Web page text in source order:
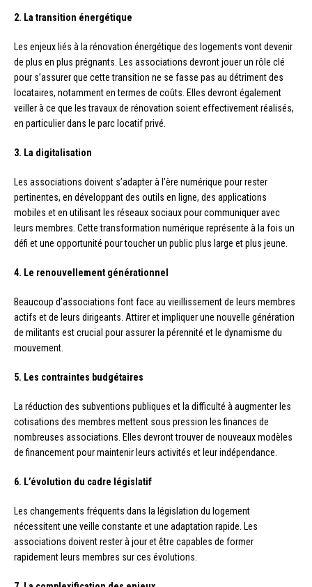
2. La transition énergétique
Les enjeux liés à la rénovation énergétique des logements vont devenir
de plus en plus prégnants. Les associations devront jouer un rôle clé
pour s’assurer que cette transition ne se fasse pas au détriment des
locataires, notamment en termes de coûts. Elles devront également
veiller à ce que les travaux de rénovation soient effectivement réalisés,
en particulier dans le parc locatif privé.
3. La digitalisation
Les associations doivent s’adapter à l’ère numérique pour rester
pertinentes, en développant des outils en ligne, des applications
mobiles et en utilisant les réseaux sociaux pour communiquer avec
leurs membres. Cette transformation numérique représente à la fois un
défi et une opportunité pour toucher un public plus large et plus jeune.
4. Le renouvellement générationnel
Beaucoup d’associations font face au vieillissement de leurs membres
actifs et de leurs dirigeants. Attirer et impliquer une nouvelle génération
de militants est crucial pour assurer la pérennité et le dynamisme du
mouvement.
5. Les contraintes budgétaires
La réduction des subventions publiques et la difficulté à augmenter les
cotisations des membres mettent sous pression les finances de
nombreuses associations. Elles devront trouver de nouveaux modèles
de financement pour maintenir leurs activités et leur indépendance.
6. L’évolution du cadre législatif
Les changements fréquents dans la législation du logement
nécessitent une veille constante et une adaptation rapide. Les
associations doivent rester à jour et être capables de former
rapidement leurs membres sur ces évolutions.